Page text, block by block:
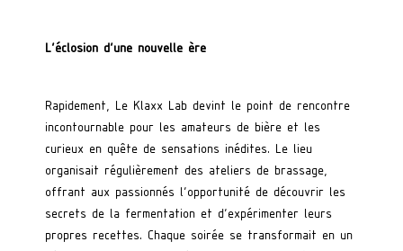
L’éclosion d’une nouvelle ère
Rapidement, Le Klaxx Lab devint le point de rencontre
incontournable pour les amateurs de bière et les
curieux en quête de sensations inédites. Le lieu
organisait régulièrement des ateliers de brassage,
offrant aux passionnés l’opportunité de découvrir les
secrets de la fermentation et d’expérimenter leurs
propres recettes. Chaque soirée se transformait en un